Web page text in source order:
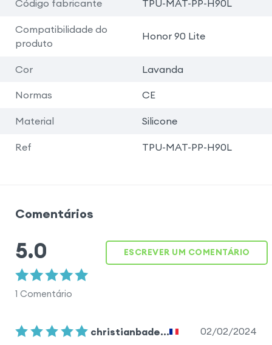
Código fabricante TPU-MAT-PP-H90L
Compatibilidade do
produto
Honor 90 Lite
Cor Lavanda
Normas CE
Material Silicone
Ref TPU-MAT-PP-H90L
Comentários
5.0
1 Comentário
ESCREVER UM COMENTÁRIO
christianbade...
02/02/2024